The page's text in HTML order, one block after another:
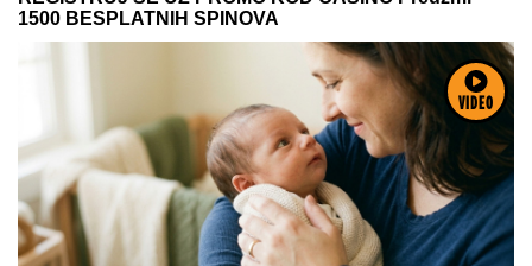
VIDEO
15. 07. 2026 07:44
Većina građana izgubi novac pre nego što stigne na
letovanje - ovih 7 troškova skoro niko ne planira